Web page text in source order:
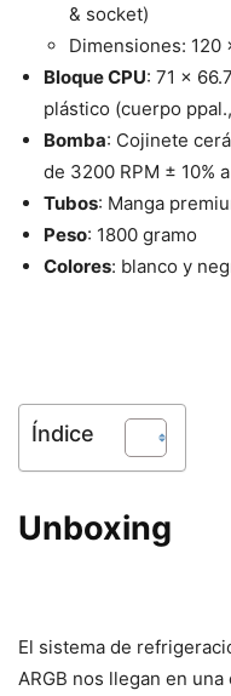
& socket)
Dimensiones: 120
Bloque CPU: 71 x
plástico (cuerpo
Bomba: Cojinete
de 3200 RPM ± 10%
Tubos: Manga
Peso: 1800 gramo
Colores: blanco y
Índice
Unboxing
El sistema de
ARGB nos llegan en